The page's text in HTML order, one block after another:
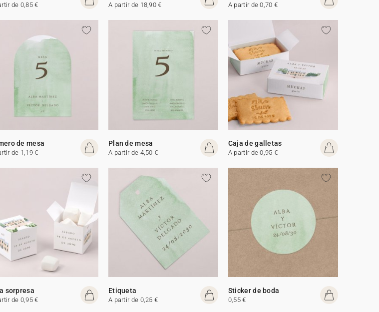
de 0,85 € A partir de 18,90 € A partir de 0,70 €
de mesa
de 1,19 €
Plan de mesa
A partir de 4,50 €
Caja de galletas
A partir de 0,95 €
sorpresa
de 0,95 €
Etiqueta
A partir de 0,25 €
Sticker de boda
0,55 €